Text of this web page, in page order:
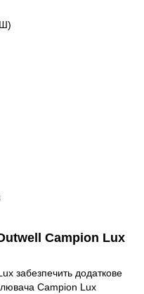
Campion Lux
забезпечить додаткове
Campion Lux